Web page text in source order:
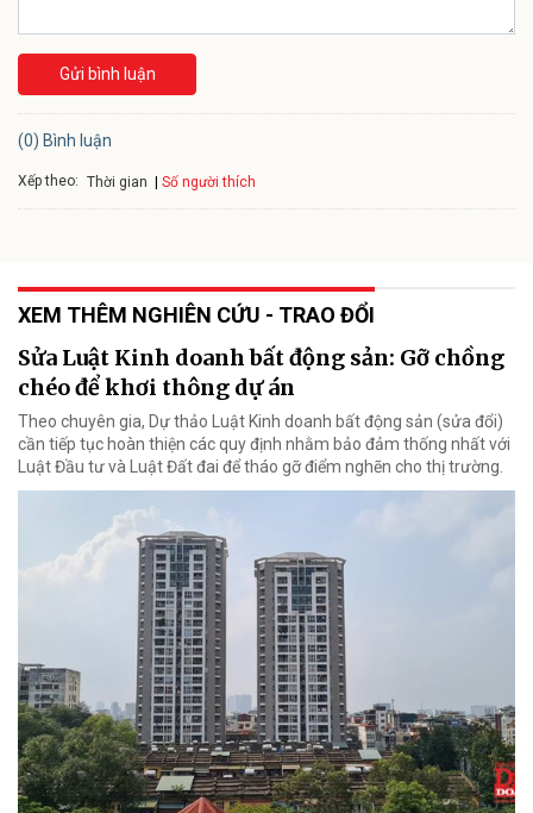
Gửi bình luận
(0) Bình luận
Xếp theo: Thời gian Số người thích
XEM THÊM NGHIÊN CỨU - TRAO ĐỔI
Sửa Luật Kinh doanh bất động sản: Gỡ chồng
chéo để khơi thông dự án
Theo chuyên gia, Dự thảo Luật Kinh doanh bất động sản (sửa đổi)
cần tiếp tục hoàn thiện các quy định nhằm bảo đảm thống nhất với
Luật Đầu tư và Luật Đất đai để tháo gỡ điểm nghẽn cho thị trường.